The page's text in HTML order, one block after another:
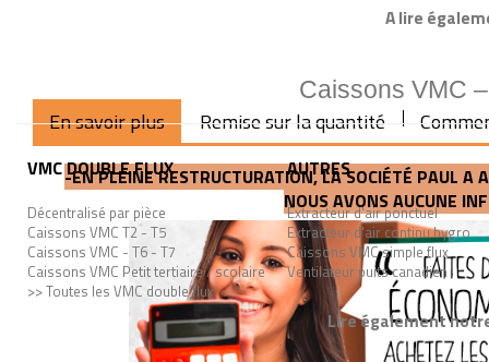
A lire
Caissons VMC
VMC DOUBLE FLUX
Décentralisé par pièce
Caissons VMC T2 - T5
Caissons VMC - T6 - T7
Caissons VMC Petit tertiaire / scolaire
>> Toutes les VMC double flux
AUTRES
Extracteur d'air ponctuel
Extracteur d'air continu hygro
Caissons VMC simple flux
Ventilateur puits canadien
Lire également
En savoir plus Remise sur la quantité
-EN PLEINE RESTRUCTURATION, LA SOCIÉTÉ PAUL
NOUS AVONS AUCUNE